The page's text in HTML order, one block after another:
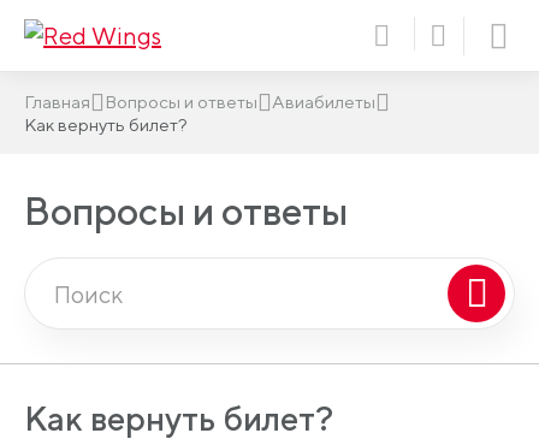
Главная Вопросы и ответы
Авиабилеты
Как вернуть билет?
Вопросы и ответы
Как вернуть билет?